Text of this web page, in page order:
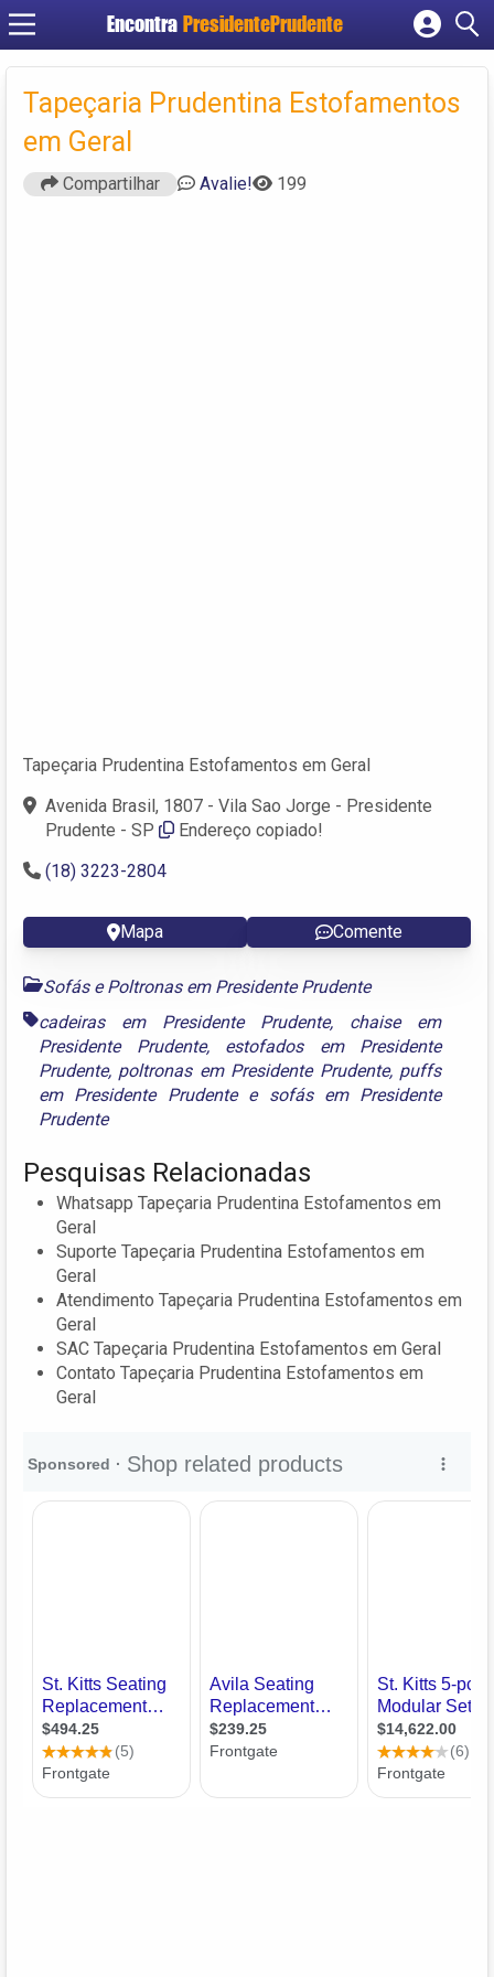
Encontra PresidentePrudente
Cadastrar empresa
Criar conta
Tapeçaria Prudentina Estofamentos
em Geral
Compartilhar Avalie! 199
Tapeçaria Prudentina Estofamentos em Geral
Avenida Brasil, 1807 - Vila Sao Jorge - Presidente
Prudente - SP
Endereço copiado!
(18) 3223-2804
Mapa Comente
Sofás e Poltronas em Presidente Prudente
cadeiras em Presidente Prudente, chaise em
Presidente Prudente, estofados em Presidente
Prudente, poltronas em Presidente Prudente, puffs
em Presidente Prudentee sofás em Presidente
Prudente
Pesquisas Relacionadas
Whatsapp Tapeçaria Prudentina Estofamentos em
Geral
Suporte Tapeçaria Prudentina Estofamentos em
Geral
Atendimento Tapeçaria Prudentina Estofamentos em
Geral
SAC Tapeçaria Prudentina Estofamentos em Geral
Contato Tapeçaria Prudentina Estofamentos em
Geral